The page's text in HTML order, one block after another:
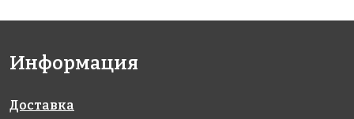
Информация
Доставка